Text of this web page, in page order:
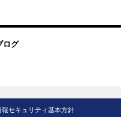
ログ
報セキュリティ基本方針